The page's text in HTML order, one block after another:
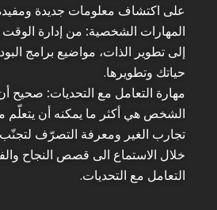
على اكتشاف معلومات جديدة
المهارات الشخصية: من إدارة الوقت
إلى تطوير الذات، مواضيع برامج
حياتك وتطويرها.
مهارة التعامل مع التحديات: صحيح أن
الشخص هي أكثر ما يمكنه أن يتعلّم
تجارب الغير ومعرفة التصرّف لتجنّب
خلال الاستماع الى قصص النجاح
التعامل مع التحديات.